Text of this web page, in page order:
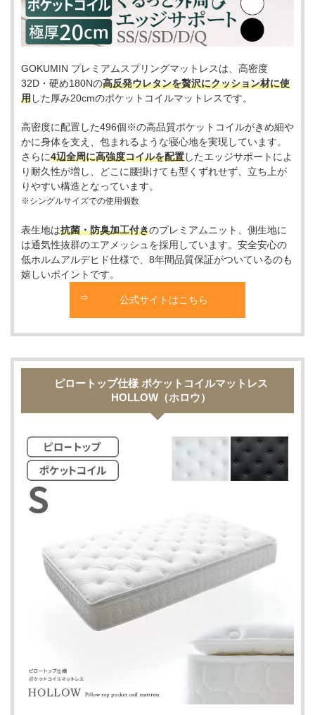
GOKUMIN プレミアムスプリングマットレスは、高密度
32D・硬め180Nの高反発ウレタンを贅沢にクッション材に使
用した厚み20cmのポケットコイルマットレスです。
高密度に配置した496個※の高品質ポケットコイルがきめ細や
かに身体を支え、包まれるような寝心地を実現しています。
さらに4辺全周に高強度コイルを配置したエッジサポートによ
り耐久性が増し、どこに腰掛けても型くずれせず、立ち上が
りやすい構造となっています。
※シングルサイズでの使用個数
表生地は抗菌・防臭加工付きのプレミアムニット、側生地に
は通気性抜群のエアメッシュを採用しています。安全安心の
低ホルムアルデヒド仕様で、8年間品質保証がついているのも
嬉しいポイントです。
公式サイトはこちら
ピロートップ仕様 ポケットコイルマットレス
HOLLOW（ホロウ）